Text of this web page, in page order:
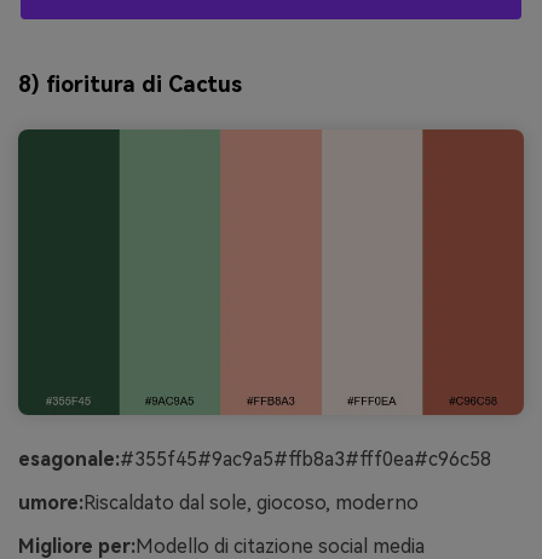
8) fioritura di Cactus
esagonale:#355f45#9ac9a5#ffb8a3#fff0ea#c96c58
umore:Riscaldato dal sole, giocoso, moderno
Migliore per:Modello di citazione social media